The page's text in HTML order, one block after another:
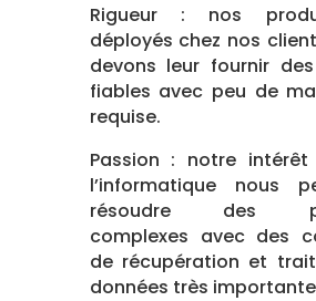
Rigueur : nos
déployés chez nos
devons leur fournir
fiables avec peu de
requise.
Passion : notre
l’informatique nous
résoudre des
complexes avec des
de récupération et
données très